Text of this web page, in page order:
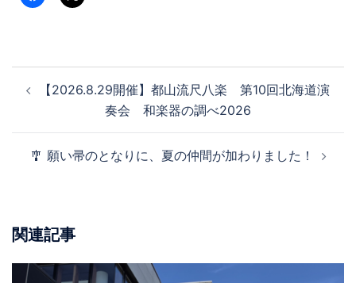
稿
ョ
【2026.8.29開催】都山流尺八楽 第10回北海道演
奏会 和楽器の調べ2026
🎐 願い帚のとなりに、夏の仲間が加わりました！
関連記事